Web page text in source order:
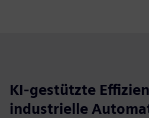
KI-gestützte
industrielle